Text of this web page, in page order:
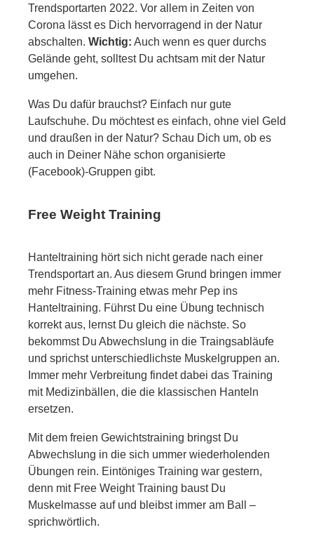
Trendsportarten 2022. Vor allem in Zeiten von
Corona lässt es Dich hervorragend in der Natur
abschalten. Wichtig: Auch wenn es quer durchs
Gelände geht, solltest Du achtsam mit der Natur
umgehen.
Was Du dafür brauchst? Einfach nur gute
Laufschuhe. Du möchtest es einfach, ohne viel Geld
und draußen in der Natur? Schau Dich um, ob es
auch in Deiner Nähe schon organisierte
(Facebook)-Gruppen gibt.
Free Weight Training
Hanteltraining hört sich nicht gerade nach einer
Trendsportart an. Aus diesem Grund bringen immer
mehr Fitness-Training etwas mehr Pep ins
Hanteltraining. Führst Du eine Übung technisch
korrekt aus, lernst Du gleich die nächste. So
bekommst Du Abwechslung in die Traingsabläufe
und sprichst unterschiedlichste Muskelgruppen an.
Immer mehr Verbreitung findet dabei das Training
mit Medizinbällen, die die klassischen Hanteln
ersetzen.
Mit dem freien Gewichtstraining bringst Du
Abwechslung in die sich ummer wiederholenden
Übungen rein. Eintöniges Training war gestern,
denn mit Free Weight Training baust Du
Muskelmasse auf und bleibst immer am Ball –
sprichwörtlich.